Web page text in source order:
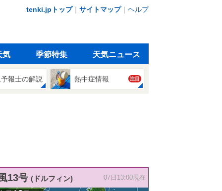
tenki.jpトップ｜ サイトマップ｜ ヘルプ
気 季節特集 天気ニュース
報士の解説 熱中症情報 注目
13号 (ドルフィン) 07日13:00現在